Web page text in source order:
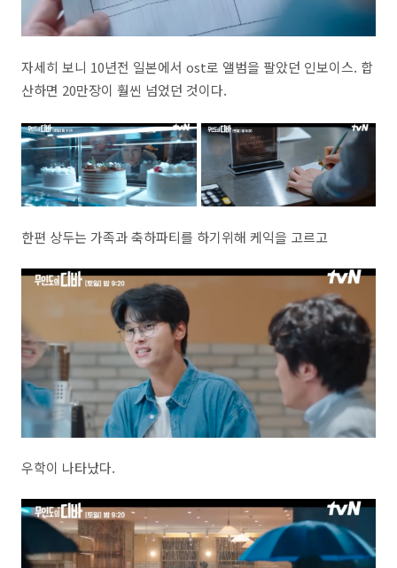
자세히 보니 10년전 일본에서 ost로 앨범을 팔았던 인보이스. 합
산하면 20만장이 훨씬 넘었던 것이다.
한편 상두는 가족과 축하파티를 하기위해 케익을 고르고
우학이 나타났다.